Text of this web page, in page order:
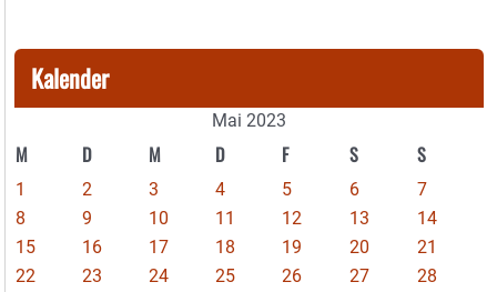
Kalender
Mai 2023
M D M D F S S
1 2 3 4 5 6
7
8
9 10 11 12 13
14
15
16 17 18 19 20
21
22
23 24 25 26 27
28